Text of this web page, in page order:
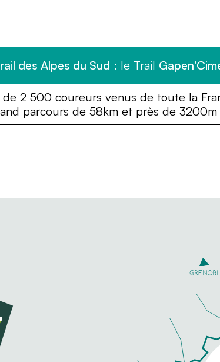
des Alpes du Sud : le Trail
2 500 coureurs venus de toute la
parcours de 58km et près de